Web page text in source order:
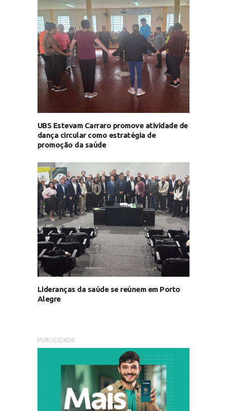
UBS Estevam Carraro promove atividade de
dança circular como estratégia de
promoção da saúde
Lideranças da saúde se reúnem em Porto
Alegre
PUBLICIDADE